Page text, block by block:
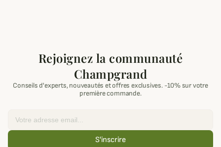
Rejoignez la communauté
Champgrand
Conseils d'experts, nouveautés et offres exclusives. -10% sur votre
première commande.
S'inscrire